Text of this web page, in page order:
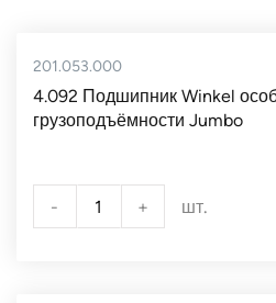
201.053.000
4.092 Подшипник Winkel
грузоподъёмности Jumbo
- + шт.